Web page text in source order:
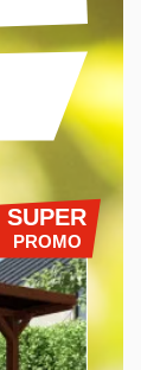
SUPER
PROMO